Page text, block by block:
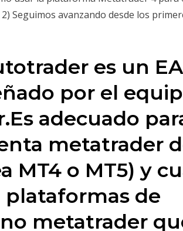
Seguimos avanzando desde los
es un
por el
adecuado
metatrader
MT4 o MT5) y
de
metatrader